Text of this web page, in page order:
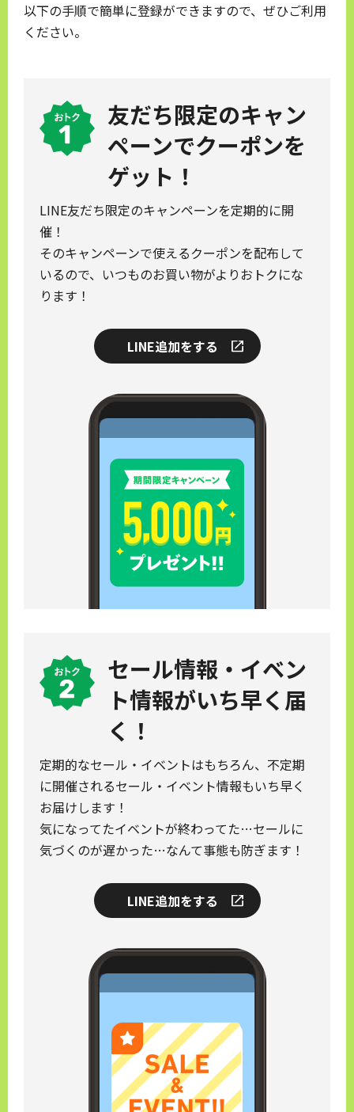
以下の手順で簡単に登録ができますので、ぜひご利用
ください。
友だち限定のキャン
ペーンでクーポンを
ゲット！
LINE友だち限定のキャンペーンを定期的に開
催！
そのキャンペーンで使えるクーポンを配布して
いるので、いつものお買い物がよりおトクにな
ります！
LINE追加をする
セール情報・イベン
ト情報がいち早く届
く！
定期的なセール・イベントはもちろん、不定期
に開催されるセール・イベント情報もいち早く
お届けします！
気になってたイベントが終わってた…セールに
気づくのが遅かった…なんて事態も防ぎます！
LINE追加をする